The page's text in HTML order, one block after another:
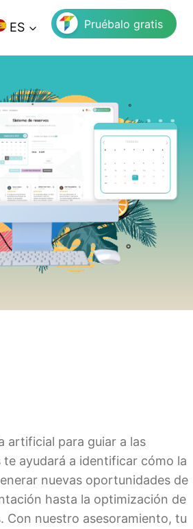
ES Pruébalo gratis
artificial para guiar a las
ayudará a identificar cómo la
nuevas oportunidades de
hasta la optimización de
Con nuestro asesoramiento, tu